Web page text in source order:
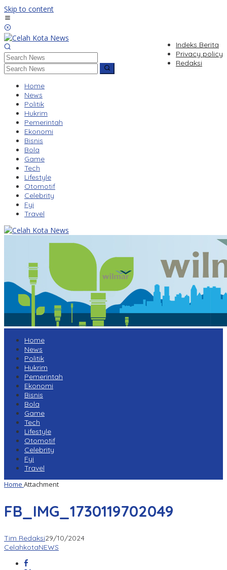
Skip to content
Indeks Berita
Privacy policy
Redaksi
Home
News
Politik
Hukrim
Pemerintah
Ekonomi
Bisnis
Bola
Game
Tech
Lifestyle
Otomotif
Celebrity
Fyi
Travel
Home
News
Politik
Hukrim
Pemerintah
Ekonomi
Bisnis
Bola
Game
Tech
Lifestyle
Otomotif
Celebrity
Fyi
Travel
Home Attachment
FB_IMG_1730119702049
Tim Redaksi29/10/2024
CelahkotaNEWS